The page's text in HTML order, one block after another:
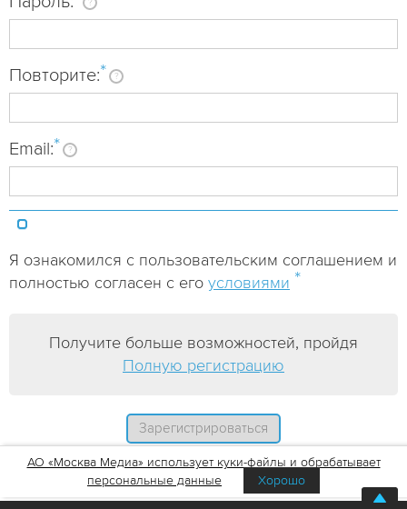
?
Повторите:* ?
Email:* ?
Я ознакомился с пользовательским соглашением и
полностью согласен с его условиями *
Получите больше возможностей, пройдя
Полную регистрацию
АО «Москва Медиа» использует куки-файлы и обрабатывает
персональные данные
Хорошо